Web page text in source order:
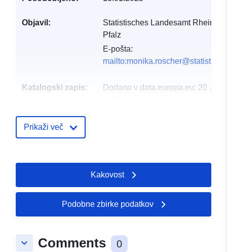
Objavil:
Statistisches Landesamt
Pfalz
E-pošta:
Katalogski zapis: Dodano v data.europa.eu: 20
50.9474 ], [ 8.51291,
50.9474 ], [ 8.51291,
48.9344 ], [ 6.05983,
48.9344 ], [ 6.05983,
Prikaži več
Kakovost
Podobne zbirke podatkov
keyboard_arrow_down Comments 0